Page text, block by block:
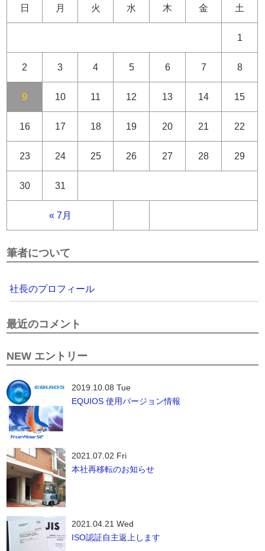
日 月 火 水 木 金 土
« 7月
1
2 3 4 5 6 7 8
9 10 11 12 13 14 15
16 17 18 19 20 21 22
23 24 25 26 27 28 29
30 31
筆者について
社長のプロフィール
最近のコメント
NEW エントリー
2019.10.08 Tue
EQUIOS 使用バージョン情報
2021.07.02 Fri
本社再移転のお知らせ
2021.04.21 Wed
ISO認証自主返上します